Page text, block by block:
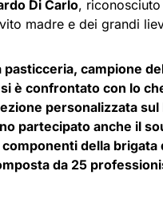
Di Carlo, riconosciuto
madre e dei grandi
pasticceria, campione
è confrontato con lo
personalizzata
partecipato anche il
della brigata
da 25